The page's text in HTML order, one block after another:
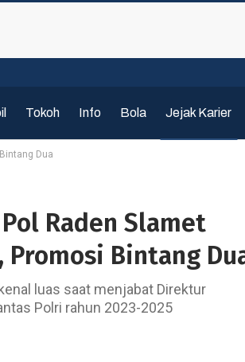
Tokoh Info Bola Jejak Karier
Dua
Raden Slamet
Promosi Bintang
luas saat menjabat Direktur
Polri rahun 2023-2025